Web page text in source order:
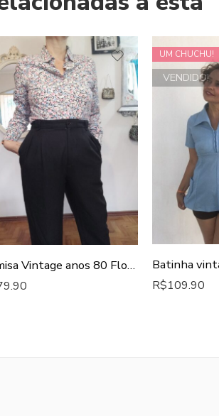
Camisa Vintage anos 80 Floral Liberty
UM CHUCHU!
VENDIDO!
Batinha
R$109.90